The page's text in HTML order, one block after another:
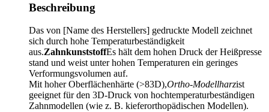
Beschreibung
Das von [Name des Herstellers] gedruckte Modell zeichnet
sich durch hohe Temperaturbeständigkeit
aus.ZahnkunststoffEs hält dem hohen Druck der Heißpresse
stand und weist unter hohen Temperaturen ein geringes
Verformungsvolumen auf.
Mit hoher Oberflächenhärte (>83D),Ortho-Modellharzist
geeignet für den 3D-Druck von hochtemperaturbeständigen
Zahnmodellen (wie z. B. kieferorthopädischen Modellen).